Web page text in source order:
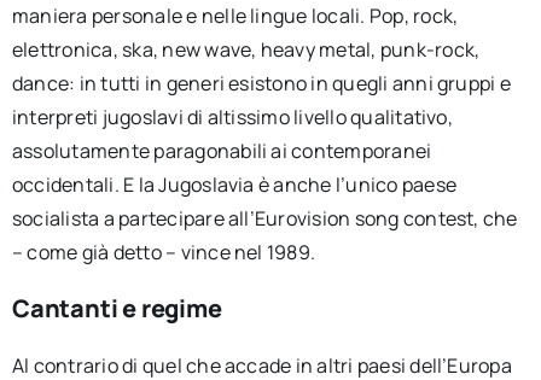
maniera personale e nelle lingue locali. Pop, rock,
elettronica, ska, new wave, heavy metal, punk-rock,
dance: in tutti in generi esistono in quegli anni gruppi e
interpreti jugoslavi di altissimo livello qualitativo,
assolutamente paragonabili ai contemporanei
occidentali. E la Jugoslavia è anche l’unico paese
socialista a partecipare all’Eurovision song contest, che
– come già detto – vince nel 1989.
Cantanti e regime
Al contrario di quel che accade in altri paesi dell’Europa